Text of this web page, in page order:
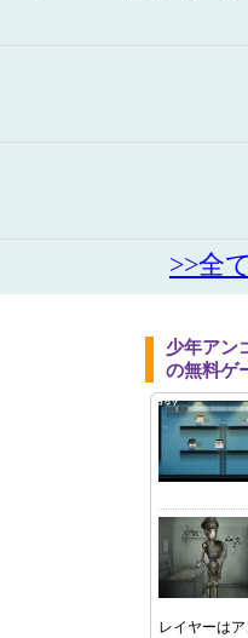
>>全
少年アン
の無料ゲ
レイヤーは